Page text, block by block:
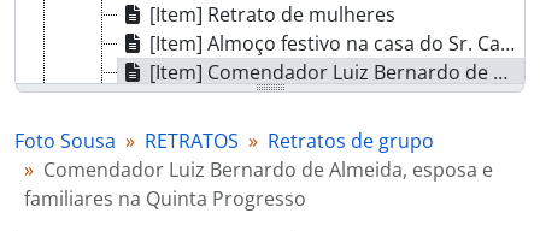
[Item] Retrato de mulheres
[Item] Almoço festivo na casa do Sr. Campos
[Item] Comendador Luiz Bernardo de Almeida, esposa e familiares na Quinta Progresso
[Item] Comendador Luiz Bernardo de Almeida com a sua mãe e familiares na Quinta Progresso
[Part] ANIMAIS
[Part] SEGURANÇA PÚBLICA
[Part] TRANSPORTES
[Part] OBRAS PÚBLICAS
Foto Sousa RETRATOS
Retratos de grupo
Comendador Luiz Bernardo de Almeida, esposa e
familiares na Quinta Progresso